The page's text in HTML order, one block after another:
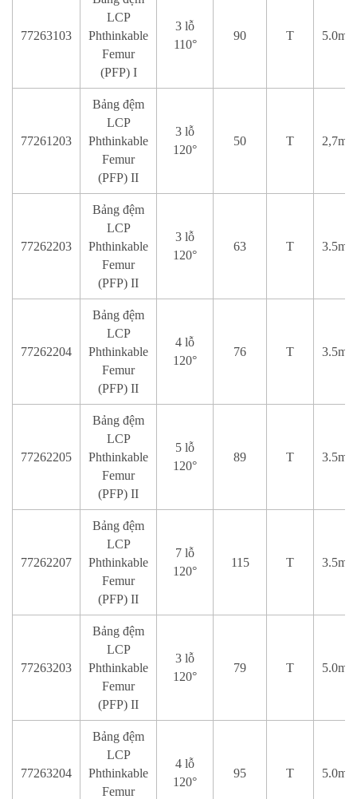
77263103
LCP
Phthinkable
Femur
(PFP) I
3 lỗ
110°
90 T 5.0mm
77261203
Bảng đệm
LCP
Phthinkable
Femur
(PFP) II
3 lỗ
120°
50 T 2,7mm
77262203
Bảng đệm
LCP
Phthinkable
Femur
(PFP) II
3 lỗ
120°
63 T 3.5mm
77262204
Bảng đệm
LCP
Phthinkable
Femur
(PFP) II
4 lỗ
120°
76 T 3.5mm
77262205
Bảng đệm
LCP
Phthinkable
Femur
(PFP) II
5 lỗ
120°
89 T 3.5mm
77262207
Bảng đệm
LCP
Phthinkable
Femur
(PFP) II
7 lỗ
120°
115 T 3.5mm
77263203
Bảng đệm
LCP
Phthinkable
Femur
(PFP) II
3 lỗ
120°
79 T 5.0mm
77263204
Bảng đệm
LCP
Phthinkable
Femur
4 lỗ
120°
95 T 5.0mm